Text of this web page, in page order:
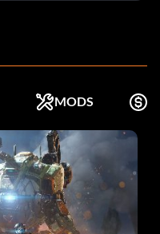
MODS